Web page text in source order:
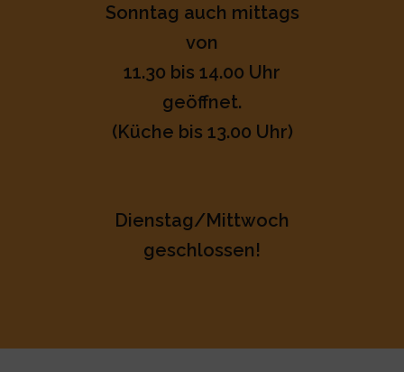
Sonntag auch mittags
von
11.30 bis 14.00 Uhr
geöffnet.
(Küche bis 13.00 Uhr)
Dienstag/Mittwoch
geschlossen!